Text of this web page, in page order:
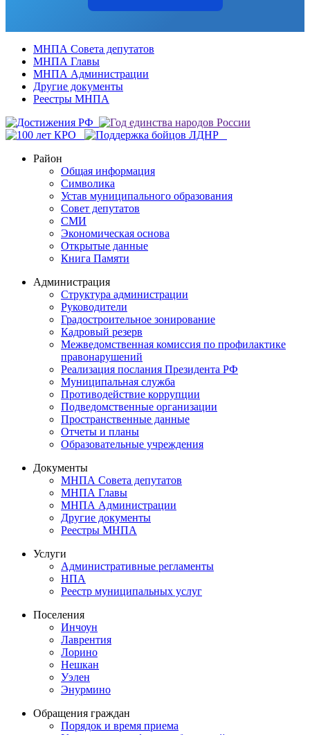
МНПА Совета депутатов
МНПА Главы
МНПА Администрации
Другие документы
Реестры МНПА
Район
Общая информация
Символика
Устав муниципального образования
Совет депутатов
СМИ
Экономическая основа
Открытые данные
Книга Памяти
Администрация
Структура администрации
Руководители
Градостроительное зонирование
Кадровый резерв
Межведомственная комиссия по профилактике
правонарушений
Реализация послания Президента РФ
Муниципальная служба
Противодействие коррупции
Подведомственные организации
Пространственные данные
Отчеты и планы
Образовательные учреждения
Документы
МНПА Совета депутатов
МНПА Главы
МНПА Администрации
Другие документы
Реестры МНПА
Услуги
Административные регламенты
НПА
Реестр муниципальных услуг
Поселения
Инчоун
Лаврентия
Лорино
Нешкан
Уэлен
Энурмино
Обращения граждан
Порядок и время приема